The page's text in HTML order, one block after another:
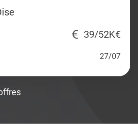
39/52K€
27/07